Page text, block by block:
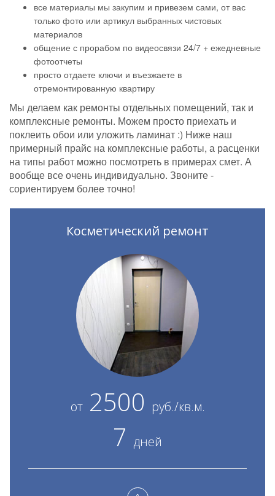
все материалы мы закупим и привезем сами, от вас
только фото или артикул выбранных чистовых
материалов
общение с прорабом по видеосвязи 24/7 + ежедневные
фотоотчеты
просто отдаете ключи и въезжаете в
отремонтированную квартиру
Мы делаем как ремонты отдельных помещений, так и
комплексные ремонты. Можем просто приехать и
поклеить обои или уложить ламинат :) Ниже наш
примерный прайс на комплексные работы, а расценки
на типы работ можно посмотреть в примерах смет. А
вообще все очень индивидуально. Звоните -
сориентируем более точно!
Косметический ремонт
от2500 руб./кв.м.
7 дней